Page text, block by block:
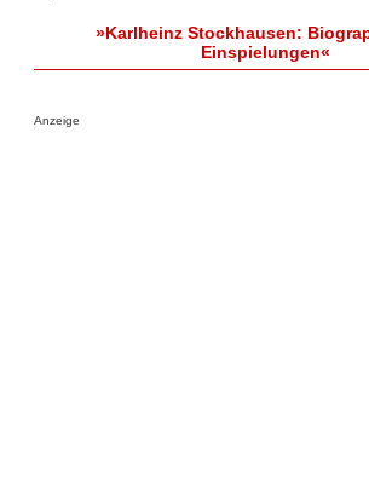
»Karlheinz Stockhausen:
Einspielungen«
Anzeige